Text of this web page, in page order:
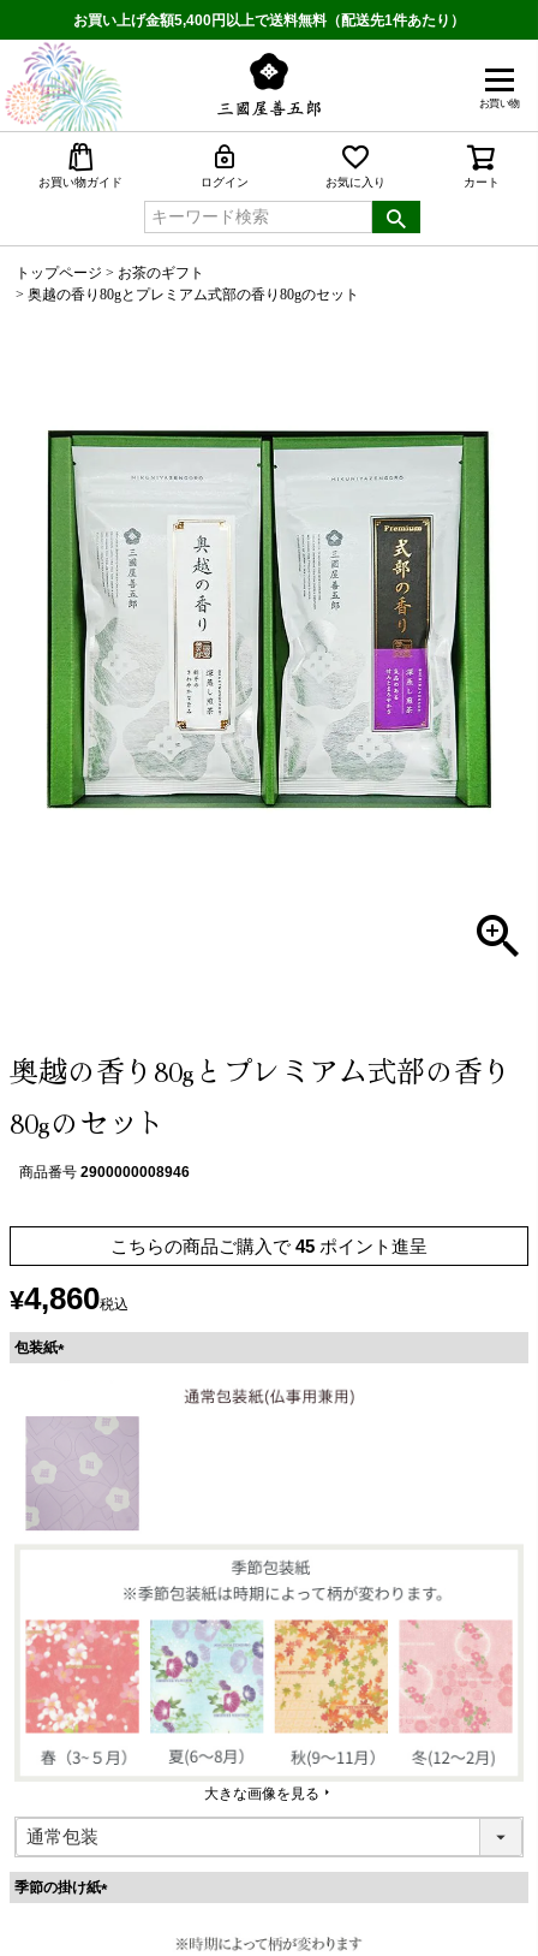
お買い上げ金額5,400円以上で送料無料（配送先1件あたり）
お買い物
お買い物ガイド ログイン お気に入り カート
トップページ
お茶のギフト
奥越の香り80gとプレミアム式部の香り80gのセット
奥越の香り80gとプレミアム式部の香り
80gのセット
商品番号 2900000008946
こちらの商品ご購入で 45 ポイント進呈
¥4,860税込
包装紙
須
大きな画像を見る
季節の掛け紙